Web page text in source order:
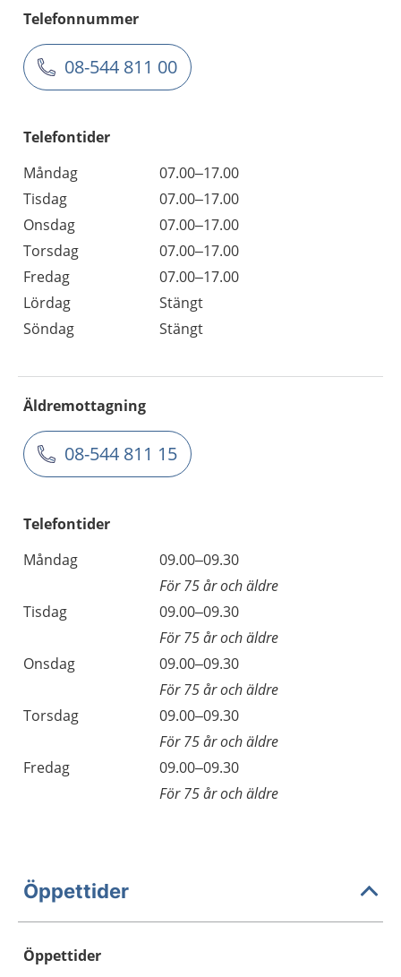
Telefonnummer
08-544 811 00
Telefontider
Måndag
07.00–17.00
Tisdag
07.00–17.00
Onsdag
07.00–17.00
Torsdag
07.00–17.00
Fredag
07.00–17.00
Lördag
Stängt
Söndag
Stängt
Äldremottagning
08-544 811 15
Telefontider
Måndag
09.00–09.30
För 75 år och äldre
Tisdag
09.00–09.30
För 75 år och äldre
Onsdag
09.00–09.30
För 75 år och äldre
Torsdag
09.00–09.30
För 75 år och äldre
Fredag
09.00–09.30
För 75 år och äldre
Öppettider
Öppettider